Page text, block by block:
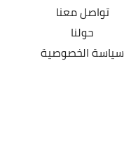
تواصل معنا
حولنا
سياسة الخصوصية